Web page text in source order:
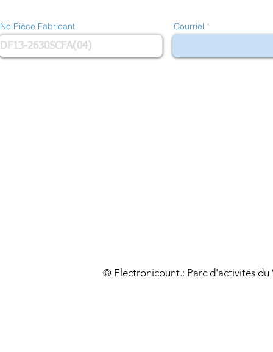
No Pièce Fabricant Courriel
© Electronicount.: Parc d'activités du